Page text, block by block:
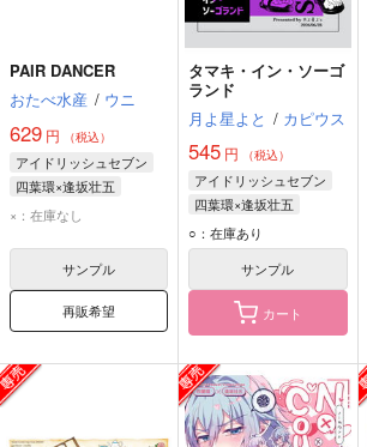
PAIR DANCER
おたべ水産 / ウニ
629 円 （税込）
アイドリッシュセブン
四葉環×逢坂壮五
四葉環
逢坂壮五
×：在庫なし
サンプル
再販希望
タマキ・イン・ソーゴ
ランド
月よ星よと / カピウス
545 円 （税込）
アイドリッシュセブン
四葉環×逢坂壮五
逢坂壮五
○：在庫あり
サンプル
カート